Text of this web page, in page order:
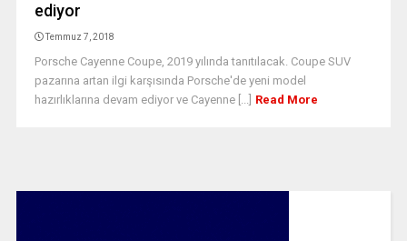
ediyor
Temmuz 7, 2018
Porsche Cayenne Coupe, 2019 yılında tanıtılacak. Coupe SUV
pazarına artan ilgi karşısında Porsche'de yeni model
hazırlıklarına devam ediyor ve Cayenne [...] Read More